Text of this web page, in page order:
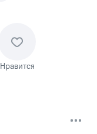
Нравится